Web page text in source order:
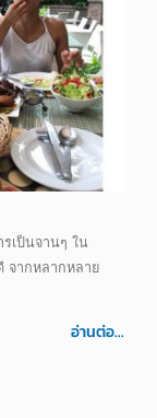
เป็นจานๆ ใน
จากหลากหลาย
อ่านต่อ...